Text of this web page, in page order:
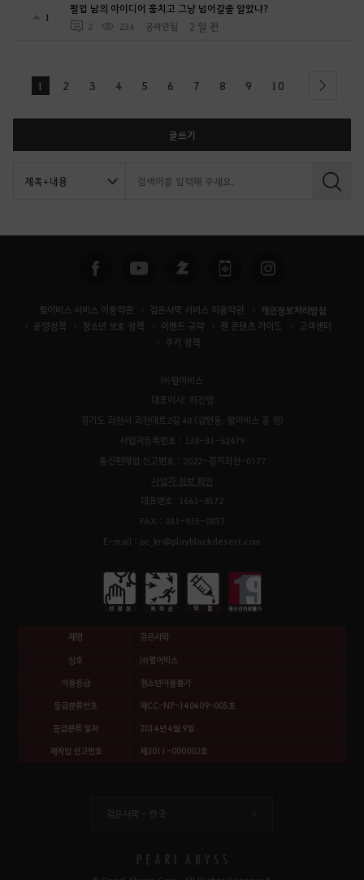
1
펄업 남의 아이디어 훔치고 그냥 넘어갈줄 알았냐?
2 234 공짜안됨 2 일 전
1 2 3 4 5 6 7 8 9 10 next
글쓰기
검
펄어비스 서비스 이용약관 검은사막 서비스 이용약관 개인정보처리방침
운영정책 청소년 보호 정책 이벤트 규약 팬 콘텐츠 가이드
고객센터
쿠키 정책
㈜펄어비스
대표이사: 허진영
경기도 과천시 과천대로2길 48 (갈현동, 펄어비스 홈 원)
사업자등록번호 : 138-81-62479
통신판매업 신고번호 : 2022-경기과천-0177
사업자 정보 확인
대표번호: 1661-8572
FAX : 031-935-0837
E-mail : pc_kr@playblackdesert.com
제명 검은사막
상호 ㈜펄어비스
이용등급 청소년이용불가
등급분류번호 제CC-NP-140409-005호
등급분류 일자 2014년 4월 9일
제작업 신고번호 제2011-000002호
검은사막 - 한국